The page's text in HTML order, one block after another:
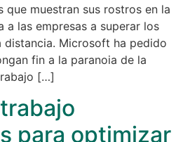
que muestran sus rostros en la
las empresas a superar los
Microsoft ha pedido
fin a la paranoia de la
[…]
para optimizar